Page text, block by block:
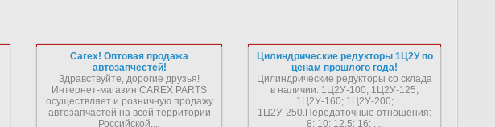
Carex! Оптовая продажа
автозапчестей!
Здравствуйте, дорогие друзья!
Интернет-магазин CAREX PARTS
осуществляет и розничную продажу
автозапчастей на всей территории
Российской...,
Цилиндрические редукторы 1Ц2У по
ценам прошлого года!
Цилиндрические редукторы со склада
в наличии: 1Ц2У-100; 1Ц2У-125;
1Ц2У-160; 1Ц2У-200;
1Ц2У-250.Передаточные отношения:
8; 10; 12,5; 16; ...,